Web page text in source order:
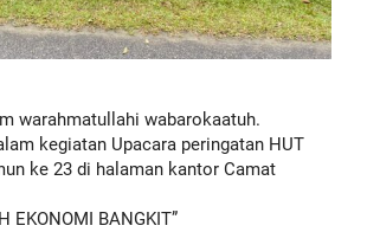
warahmatullahi wabarokaatuh.
kegiatan Upacara peringatan HUT
ke 23 di halaman kantor Camat
EKONOMI BANGKIT”